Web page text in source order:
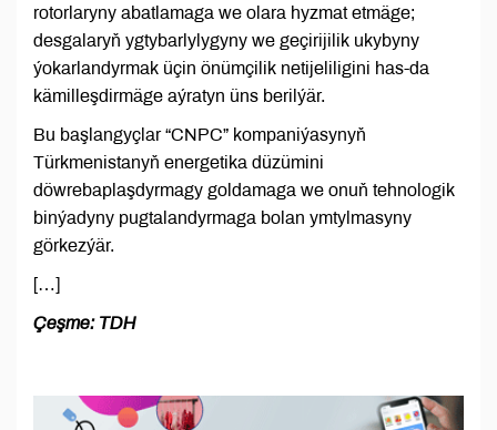
rotorlaryny abatlamaga we olara hyzmat etmäge;
desgalaryň ygtybarlylygyny we geçirijilik ukybyny
ýokarlandyrmak üçin önümçilik netijeliligini has-da
kämilleşdirmäge aýratyn üns berilýär.
Bu başlangyçlar “CNPC” kompaniýasynyň
Türkmenistanyň energetika düzümini
döwrebaplaşdyrmagy goldamaga we onuň tehnologik
binýadyny pugtalandyrmaga bolan ymtylmasyny
görkezýär.
[…]
Çeşme: TDH